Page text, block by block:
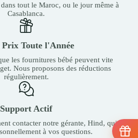
tout le Maroc, ou le jour même à
Casablanca.
Prix Toute l'Année
les fournitures bébé peuvent vite
Nous proposons des réductions
régulièrement.
Support Actif
contacter notre gérante, Hind, qui
à vos questions.